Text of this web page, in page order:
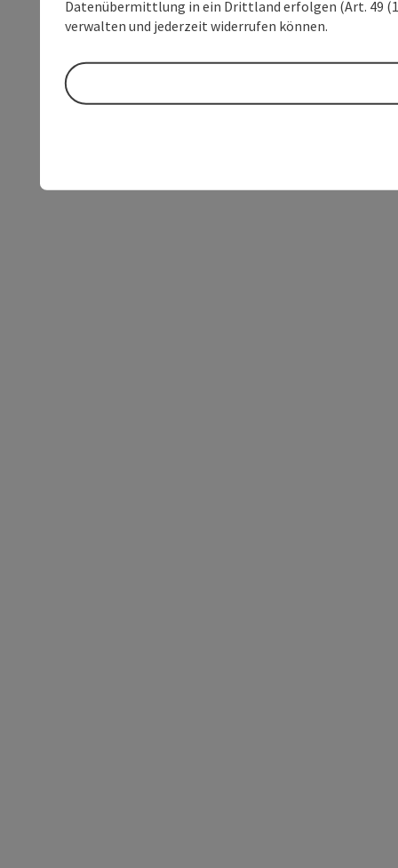
Datenübermittlung in ein Drittland erfolgen (Art. 49
verwalten und jederzeit widerrufen können.